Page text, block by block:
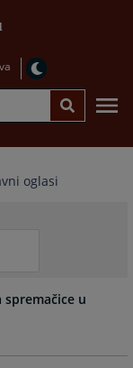
oglasi
spremačice u